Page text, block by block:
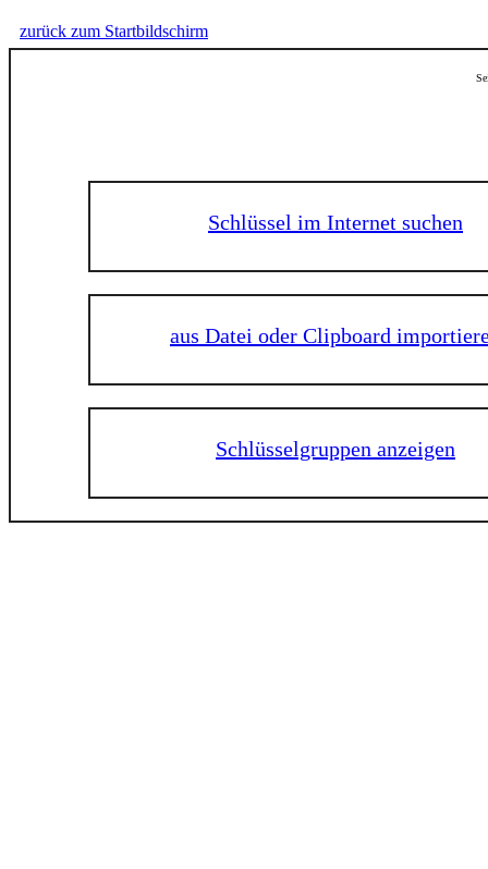
zurück zum Startbildschirm
Schlüssel im Internet suchen
aus Datei oder Clipboard
Schlüsselgruppen anzeigen